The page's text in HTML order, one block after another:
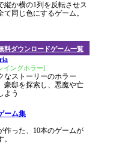
か横の1列を反転させス
て同じ色にするゲーム。
料ダウンロードゲーム一覧
イングホラー]
なストーリーのホラー
豪邸を探索し、悪魔や亡
よう
ーム集
作った、10本のゲームが